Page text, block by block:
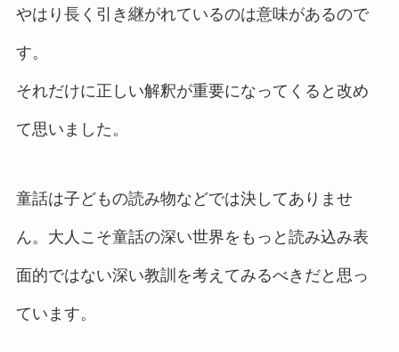
やはり長く引き継がれているのは意味があるので
す。
それだけに正しい解釈が重要になってくると改め
て思いました。
童話は子どもの読み物などでは決してありませ
ん。大人こそ童話の深い世界をもっと読み込み表
面的ではない深い教訓を考えてみるべきだと思っ
ています。